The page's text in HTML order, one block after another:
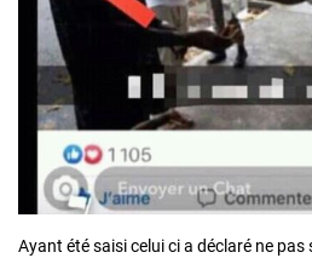
Ayant été saisi celui ci a déclaré ne